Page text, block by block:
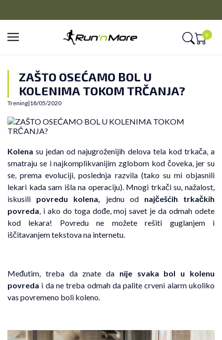
0
ZAŠTO OSEĆAMO BOL U
KOLENIMA TOKOM TRČANJA?
Trening|18/05/2020
Kolenasu jedan od najugroženijih delova tela kod trkača, a
smatraju se i najkomplikvanijim zglobom kod čoveka, jer su
se, prema evoluciji, poslednja razvila (tako su mi objasnili
lekari kada sam išla na operaciju). Mnogi trkači su, nažalost,
iskusili povredu kolena, jednu od najčešćih trkačkih
povreda, i ako do toga dođe, moj savet je da odmah odete
kod lekara! Povredu ne možete rešiti guglanjem i
iščitavanjem tekstova na internetu.
Međutim, treba da znate da nije svaka bol u kolenu
povreda i da ne treba odmah da palite crveni alarm ukoliko
vas povremeno boli koleno.